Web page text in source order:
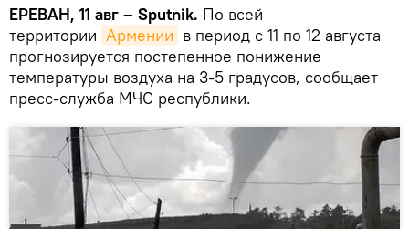
ЕРЕВАН, 11 авг – Sputnik. По всей
территории Армении в период с 11 по 12 августа
прогнозируется постепенное понижение
температуры воздуха на 3-5 градусов, сообщает
пресс-служба МЧС республики.